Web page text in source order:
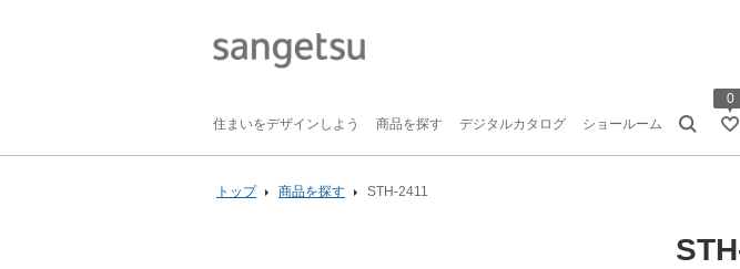
住まいをデザインしよう 商品を探す デジタルカタログ ショールーム
0
トップ 商品を探す STH-2411